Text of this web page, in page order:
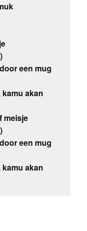
een mug
akan
meisje
een mug
akan